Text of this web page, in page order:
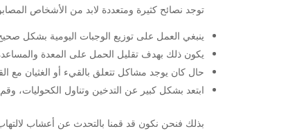
توجد نصائح كثيرة ومتعددة لابد من الأشخاص
ينبغي العمل على توزيع الوجبات اليومية بشكل صحيح
يكون ذلك بهدف تقليل الحمل على المعدة
حال كان يوجد مشاكل تتعلق بالقيء أو الغثيان
ابتعد بشكل كبير عن التدخين وتناول الكحوليات،
بذلك فنحن نكون قد قمنا بالتحدث عن أعشاب لالتهاب